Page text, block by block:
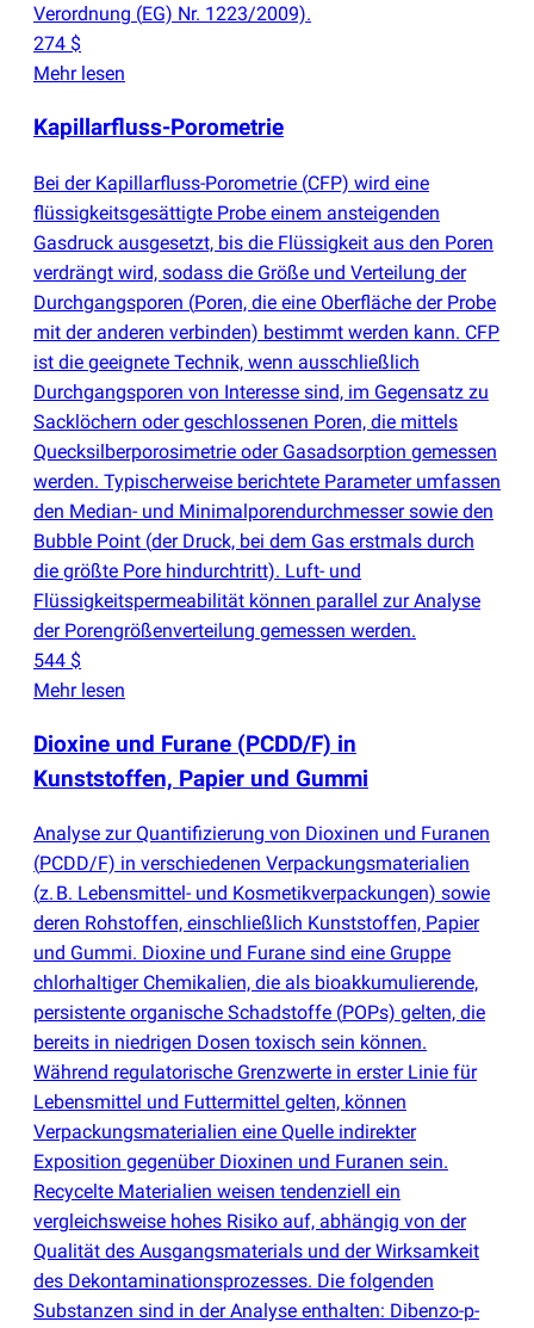
Verordnung (EG) Nr. 1223/2009).
274 $
Mehr lesen
Kapillarfluss-Porometrie
Bei der Kapillarfluss-Porometrie (CFP) wird eine
flüssigkeitsgesättigte Probe einem ansteigenden
Gasdruck ausgesetzt, bis die Flüssigkeit aus den Poren
verdrängt wird, sodass die Größe und Verteilung der
Durchgangsporen (Poren, die eine Oberfläche der Probe
mit der anderen verbinden) bestimmt werden kann. CFP
ist die geeignete Technik, wenn ausschließlich
Durchgangsporen von Interesse sind, im Gegensatz zu
Sacklöchern oder geschlossenen Poren, die mittels
Quecksilberporosimetrie oder Gasadsorption gemessen
werden. Typischerweise berichtete Parameter umfassen
den Median- und Minimalporendurchmesser sowie den
Bubble Point (der Druck, bei dem Gas erstmals durch
die größte Pore hindurchtritt). Luft- und
Flüssigkeitspermeabilität können parallel zur Analyse
der Porengrößenverteilung gemessen werden.
544 $
Mehr lesen
Dioxine und Furane (PCDD/F) in
Kunststoffen, Papier und Gummi
Analyse zur Quantifizierung von Dioxinen und Furanen
(PCDD/F) in verschiedenen Verpackungsmaterialien
(z. B. Lebensmittel- und Kosmetikverpackungen) sowie
deren Rohstoffen, einschließlich Kunststoffen, Papier
und Gummi. Dioxine und Furane sind eine Gruppe
chlorhaltiger Chemikalien, die als bioakkumulierende,
persistente organische Schadstoffe (POPs) gelten, die
bereits in niedrigen Dosen toxisch sein können.
Während regulatorische Grenzwerte in erster Linie für
Lebensmittel und Futtermittel gelten, können
Verpackungsmaterialien eine Quelle indirekter
Exposition gegenüber Dioxinen und Furanen sein.
Recycelte Materialien weisen tendenziell ein
vergleichsweise hohes Risiko auf, abhängig von der
Qualität des Ausgangsmaterials und der Wirksamkeit
des Dekontaminationsprozesses. Die folgenden
Substanzen sind in der Analyse enthalten: Dibenzo-p-